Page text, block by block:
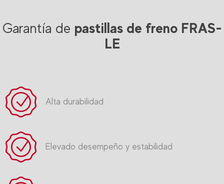
Garantía de pastillas de freno FRAS-
LE
Alta durabilidad
Elevado desempeño y estabilidad